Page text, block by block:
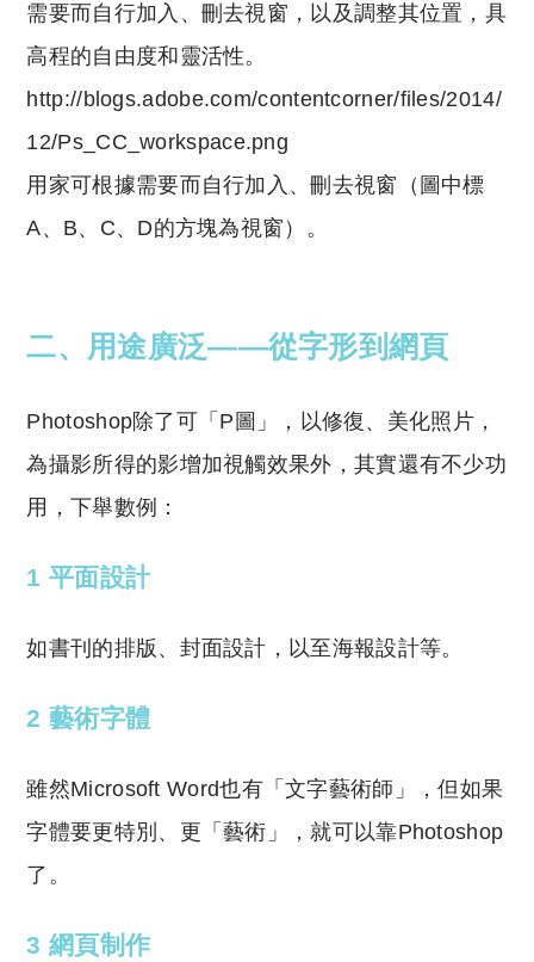
需要而自行加入、刪去視窗，以及調整其位置，具
高程的自由度和靈活性。
http://blogs.adobe.com/contentcorner/files/2014/
12/Ps_CC_workspace.png
用家可根據需要而自行加入、刪去視窗（圖中標
A、B、C、D的方塊為視窗）。
二、用途廣泛——從字形到網頁
Photoshop除了可「P圖」，以修復、美化照片，
為攝影所得的影增加視觸效果外，其實還有不少功
用，下舉數例：
1 平面設計
如書刊的排版、封面設計，以至海報設計等。
2 藝術字體
雖然Microsoft Word也有「文字藝術師」，但如果
字體要更特別、更「藝術」，就可以靠Photoshop
了。
3 網頁制作